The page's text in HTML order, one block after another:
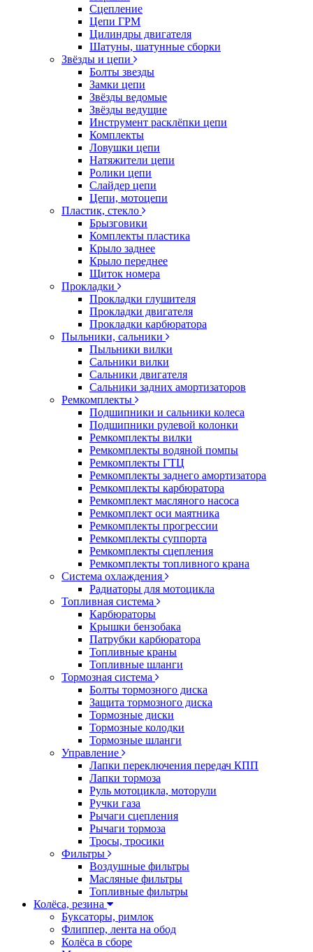
Сцепление
Цепи ГРМ
Цилиндры двигателя
Шатуны, шатунные сборки
Звёзды и цепи
Болты звезды
Замки цепи
Звёзды ведомые
Звёзды ведущие
Инструмент расклёпки цепи
Комплекты
Ловушки цепи
Натяжители цепи
Ролики цепи
Слайдер цепи
Цепи, мотоцепи
Пластик, стекло
Брызговики
Комплекты пластика
Крыло заднее
Крыло переднее
Щиток номера
Прокладки
Прокладки глушителя
Прокладки двигателя
Прокладки карбюратора
Пыльники, сальники
Пыльники вилки
Сальники вилки
Сальники двигателя
Сальники задних амортизаторов
Ремкомплекты
Подшипники и сальники колеса
Подшипники рулевой колонки
Ремкомплекты вилки
Ремкомплекты водяной помпы
Ремкомплекты ГТЦ
Ремкомплекты заднего амортизатора
Ремкомплекты карбюратора
Ремкомплект масляного насоса
Ремкомплект оси маятника
Ремкомплекты прогрессии
Ремкомплекты суппорта
Ремкомплекты сцепления
Ремкомплекты топливного крана
Система охлаждения
Радиаторы для мотоцикла
Топливная система
Карбюраторы
Крышки бензобака
Патрубки карбюратора
Топливные краны
Топливные шланги
Тормозная система
Болты тормозного диска
Защита тормозного диска
Тормозные диски
Тормозные колодки
Тормозные шланги
Управление
Лапки переключения передач КПП
Лапки тормоза
Руль мотоцикла, моторули
Ручки газа
Рычаги сцепления
Рычаги тормоза
Тросы, тросики
Фильтры
Воздушные фильтры
Масляные фильтры
Топливные фильтры
Колёса, резина
Буксаторы, римлок
Флиппер, лента на обод
Колёса в сборе